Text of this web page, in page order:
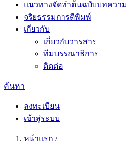
แนวทางจัดทำต้นฉบับบทความ
จริยธรรมการตีพิมพ์
เกี่ยวกับ
เกี่ยวกับวารสาร
ทีมบรรณาธิการ
ติดต่อ
ค้นหา
ลงทะเบียน
เข้าสู่ระบบ
หน้าแรก /